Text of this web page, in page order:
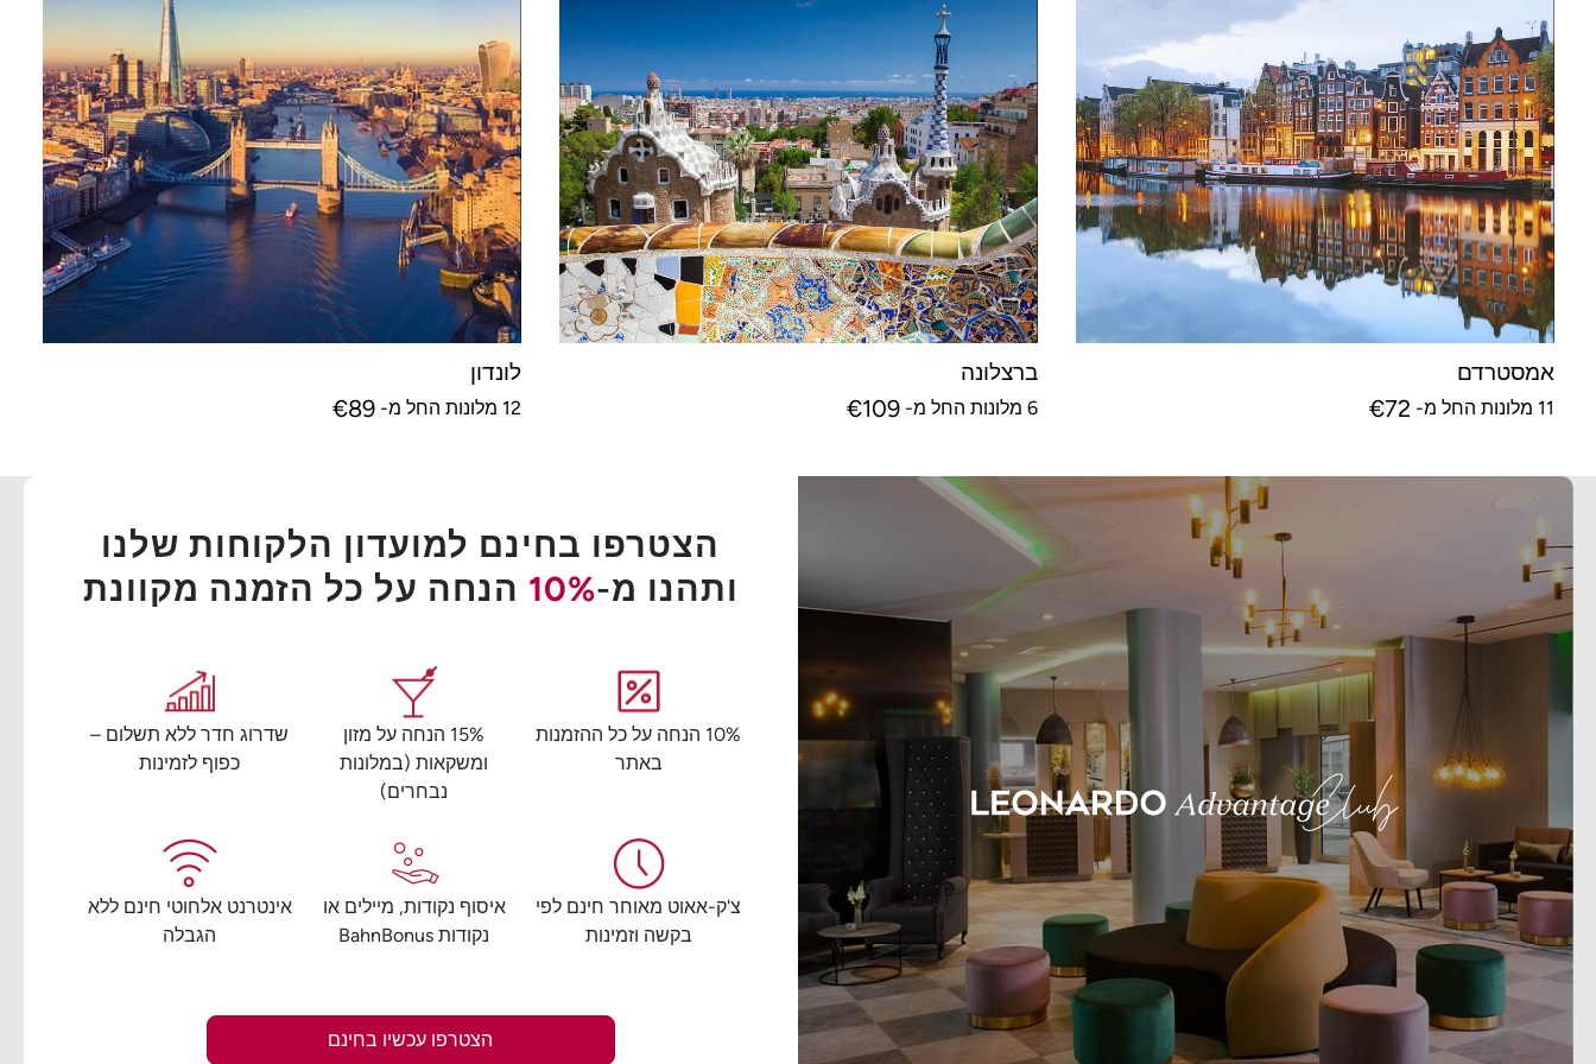
אמסטרדם
11 מלונות החל מ- €72
ברצלונה
6 מלונות החל מ- €109
לונדון
12 מלונות החל מ- €89
הצטרפו בחינם למועדון הלקוחות שלנו
ותהנו מ-10% הנחה על כל הזמנה מקוונת
10% הנחה על כל ההזמנות
באתר
15% הנחה על מזון
ומשקאות (במלונות
נבחרים)
שדרוג חדר ללא תשלום –
כפוף לזמינות
צ'ק-אאוט מאוחר חינם לפי
בקשה וזמינות
איסוף נקודות, מיילים או
נקודות BahnBonus
אינטרנט אלחוטי חינם ללא
הגבלה
הצטרפו עכשיו בחינם